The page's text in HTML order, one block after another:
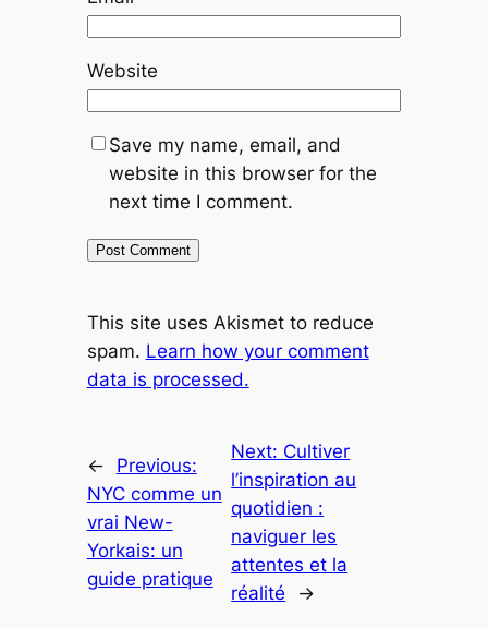
Website
Save my name, email, and
website in this browser for the
next time I comment.
This site uses Akismet to reduce
spam. Learn how your comment
data is processed.
←
Previous:
NYC comme un
vrai New-
Yorkais: un
guide pratique
Next: Cultiver
l’inspiration au
quotidien :
naviguer les
attentes et la
réalité
→